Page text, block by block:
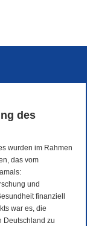
des
wurden im Rahmen
das vom
und
finanziell
war es, die
Deutschland zu